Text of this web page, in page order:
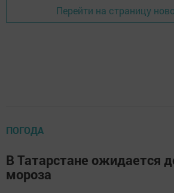
Перейти на страницу
ПОГОДА
В Татарстане ожидается
мороза